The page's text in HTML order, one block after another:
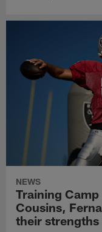
NEWS
Training
Cousins,
their strengths